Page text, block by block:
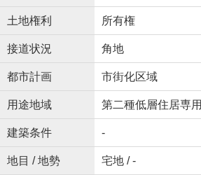
土地権利 所有権
接道状況 角地
都市計画 市街化区域
用途地域 第二種低層住居専用
建築条件 -
地目 / 地勢 宅地 / -